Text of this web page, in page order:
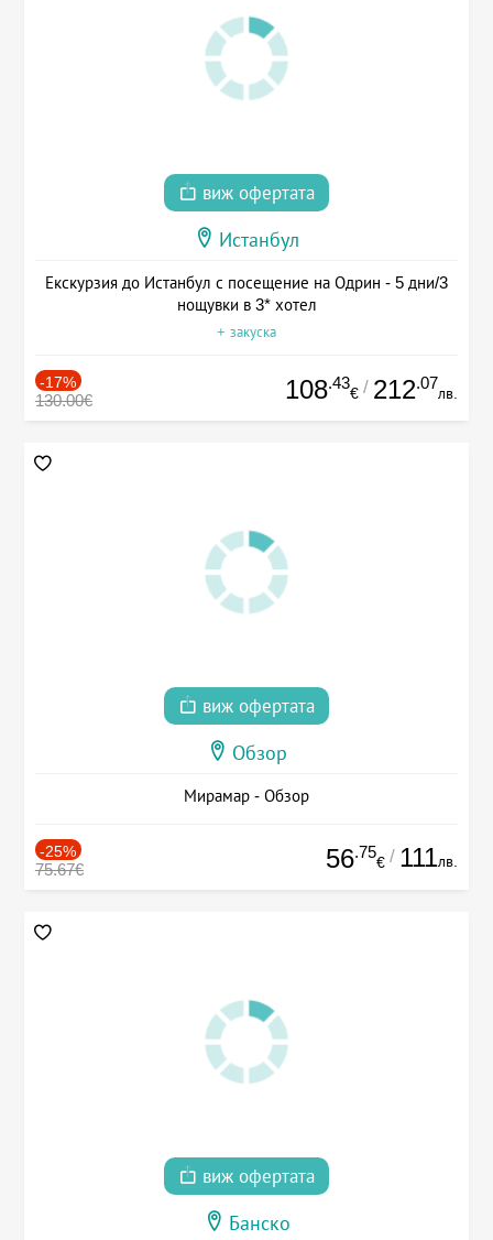
виж офертата
Истанбул
Екскурзия до Истанбул с посещение на Одрин - 5 дни/3
нощувки в 3* хотел
+ закуска
-17%
130.00€ 108.43
€ / 212.07
лв.
виж офертата
Обзор
Мирамар - Обзор
-25%
75.67€ 56.75
€ / 111лв.
виж офертата
Банско